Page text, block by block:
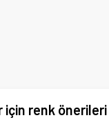
için renk önerileri